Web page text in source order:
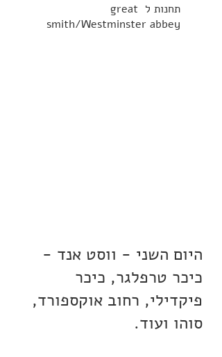
תחנות ל great
smith/Westminster abbey
היום השני - ווסט אנד -
כיכר טרפלגר, כיכר
פיקדילי, רחוב אוקספורד,
סוהו ועוד.